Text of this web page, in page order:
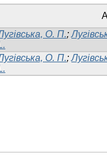
О. П.;
О. П.;